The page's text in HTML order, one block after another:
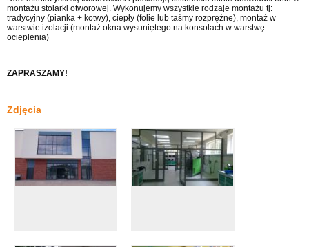
montażu stolarki otworowej. Wykonujemy wszystkie rodzaje montażu tj:
tradycyjny (pianka + kotwy), ciepły (folie lub taśmy rozprężne), montaż w
warstwie izolacji (montaż okna wysuniętego na konsolach w warstwę
ocieplenia)
ZAPRASZAMY!
Zdjęcia